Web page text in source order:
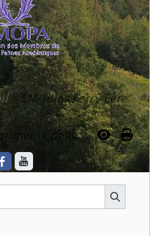
»CM Jules Ferry Fère
la page...